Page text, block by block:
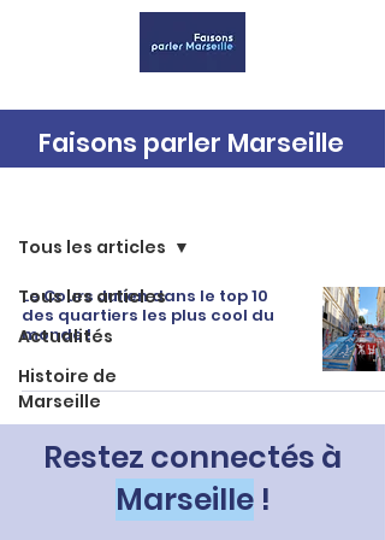
Faisons parler Marseille
Tous les articles
Actualités
Histoire de
Marseille
Tous les articles
Le Cours Julien dans le top 10
des quartiers les plus cool du
monde !
Restez connectés à
Marseille!